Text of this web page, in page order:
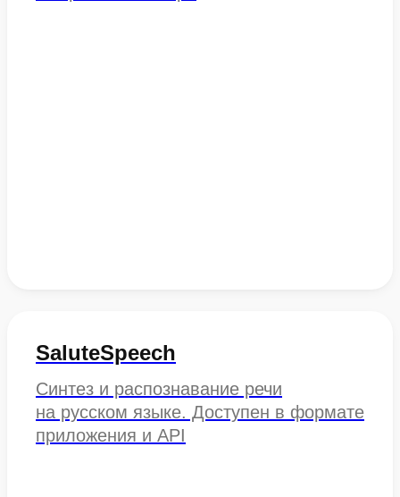
SaluteSpeech
Синтез и распознавание речи
на русском языке. Доступен в формате
приложения и API